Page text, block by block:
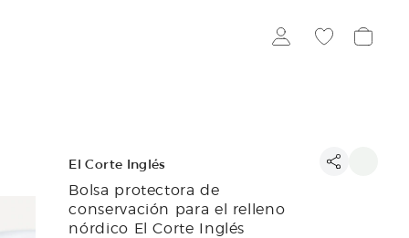
El Corte Inglés
Bolsa protectora de
conservación para el relleno
nórdico El Corte Inglés